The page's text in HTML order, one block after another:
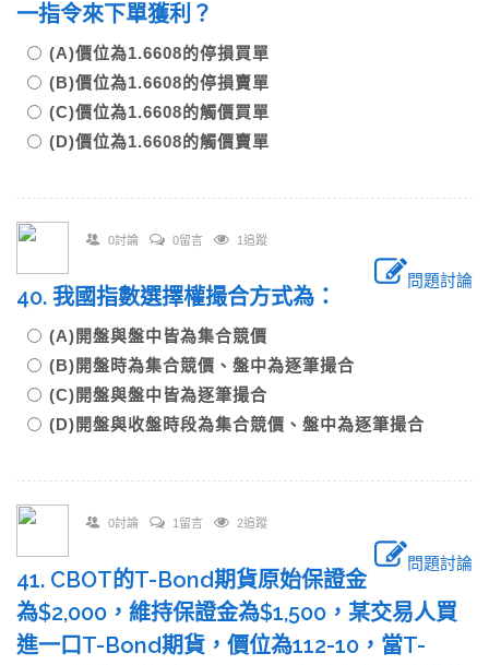
一指令來下單獲利？
(A)價位為1.6608的停損買單
(B)價位為1.6608的停損賣單
(C)價位為1.6608的觸價買單
(D)價位為1.6608的觸價賣單
0討論 0留言 1追蹤
問題討論
40. 我國指數選擇權撮合方式為：
(A)開盤與盤中皆為集合競價
(B)開盤時為集合競價、盤中為逐筆撮合
(C)開盤與盤中皆為逐筆撮合
(D)開盤與收盤時段為集合競價、盤中為逐筆撮合
0討論 1留言 2追蹤
問題討論
41. CBOT的T-Bond期貨原始保證金
為$2,000，維持保證金為$1,500，某交易人買
進一口T-Bond期貨，價位為112-10，當T-